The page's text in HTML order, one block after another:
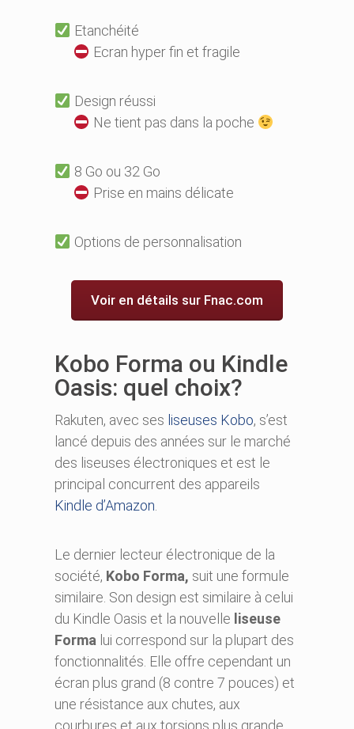
Etanchéité
Ecran hyper fin et fragile
Design réussi
Ne tient pas dans la poche
8 Go ou 32 Go
Prise en mains délicate
Options de personnalisation
Voir en détails sur Fnac.com
Kobo Forma ou Kindle
Oasis: quel choix?
Rakuten, avec ses liseuses Kobo, s’est
lancé depuis des années sur le marché
des liseuses électroniques et est le
principal concurrent des appareils
Kindle d’Amazon.
Le dernier lecteur électronique de la
société, Kobo Forma, suit une formule
similaire. Son design est similaire à celui
du Kindle Oasis et la nouvelle liseuse
Forma lui correspond sur la plupart des
fonctionnalités. Elle offre cependant un
écran plus grand (8 contre 7 pouces) et
une résistance aux chutes, aux
courbures et aux torsions plus grande.